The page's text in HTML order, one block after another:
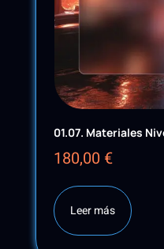
01.07. Materiales
180,00 €
Leer más